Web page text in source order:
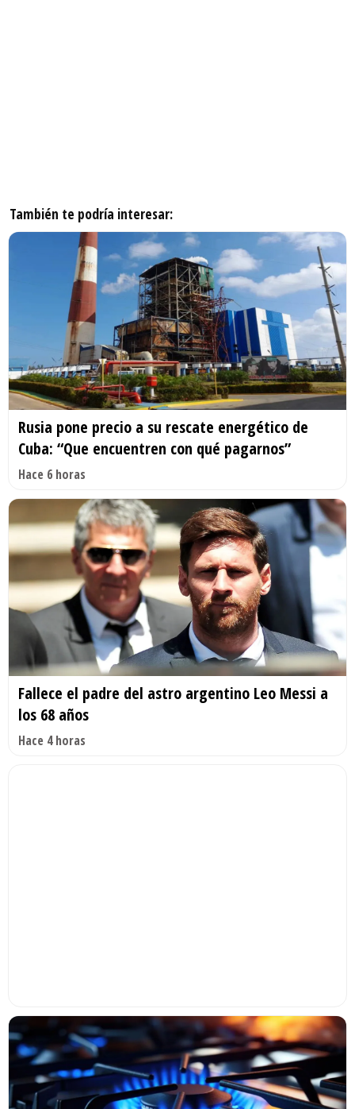
También te podría interesar:
Rusia pone precio a su rescate energético de
Cuba: “Que encuentren con qué pagarnos”
Hace 6 horas
Fallece el padre del astro argentino Leo Messi a
los 68 años
Hace 4 horas